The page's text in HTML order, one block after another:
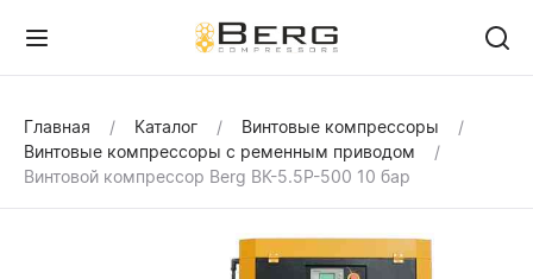
Главная Каталог
Винтовые компрессоры
Винтовые компрессоры с ременным приводом
Винтовой компрессор Berg ВК-5.5Р-500 10 бар